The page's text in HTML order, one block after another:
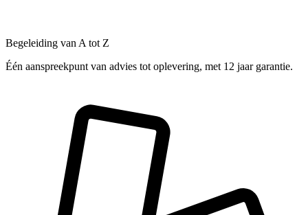
Begeleiding van A tot Z
Één aanspreekpunt van advies tot oplevering, met 12 jaar garantie.